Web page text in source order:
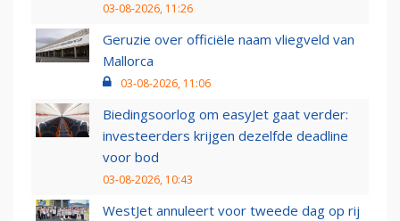
03-08-2026, 11:26
Geruzie over officiële naam vliegveld van
Mallorca
03-08-2026, 11:06
Biedingsoorlog om easyJet gaat verder:
investeerders krijgen dezelfde deadline
voor bod
03-08-2026, 10:43
WestJet annuleert voor tweede dag op rij